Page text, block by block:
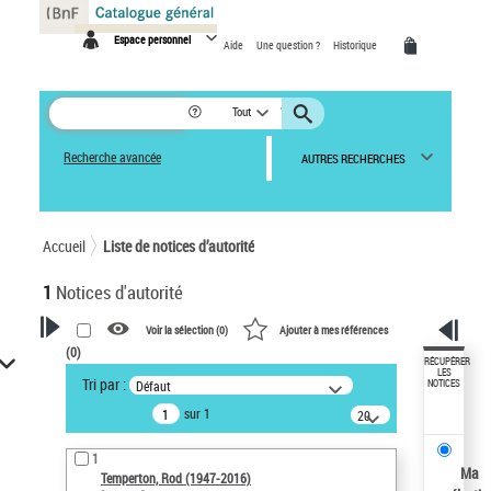
Espace personnel Aide Une question ? Historique
Tout
Recherche avancée AUTRES RECHERCHES
Accueil Liste de notices d’autorité
1 Notices d'autorité
VOTRE RECHERCHE
Recherche avancée dans les
notices d’autorité
Œuvres liées à l'auteur :
Temperton, Rod (1947-2016)
Voir la sélection (0) Ajouter à mes références
(0)
Tri par : Défaut
sur 1
20
résultats/page
1
Temperton, Rod (1947-2016)
RÉCUPÉRER
LES
NOTICES
Ma
Panneau de gestion des cookies